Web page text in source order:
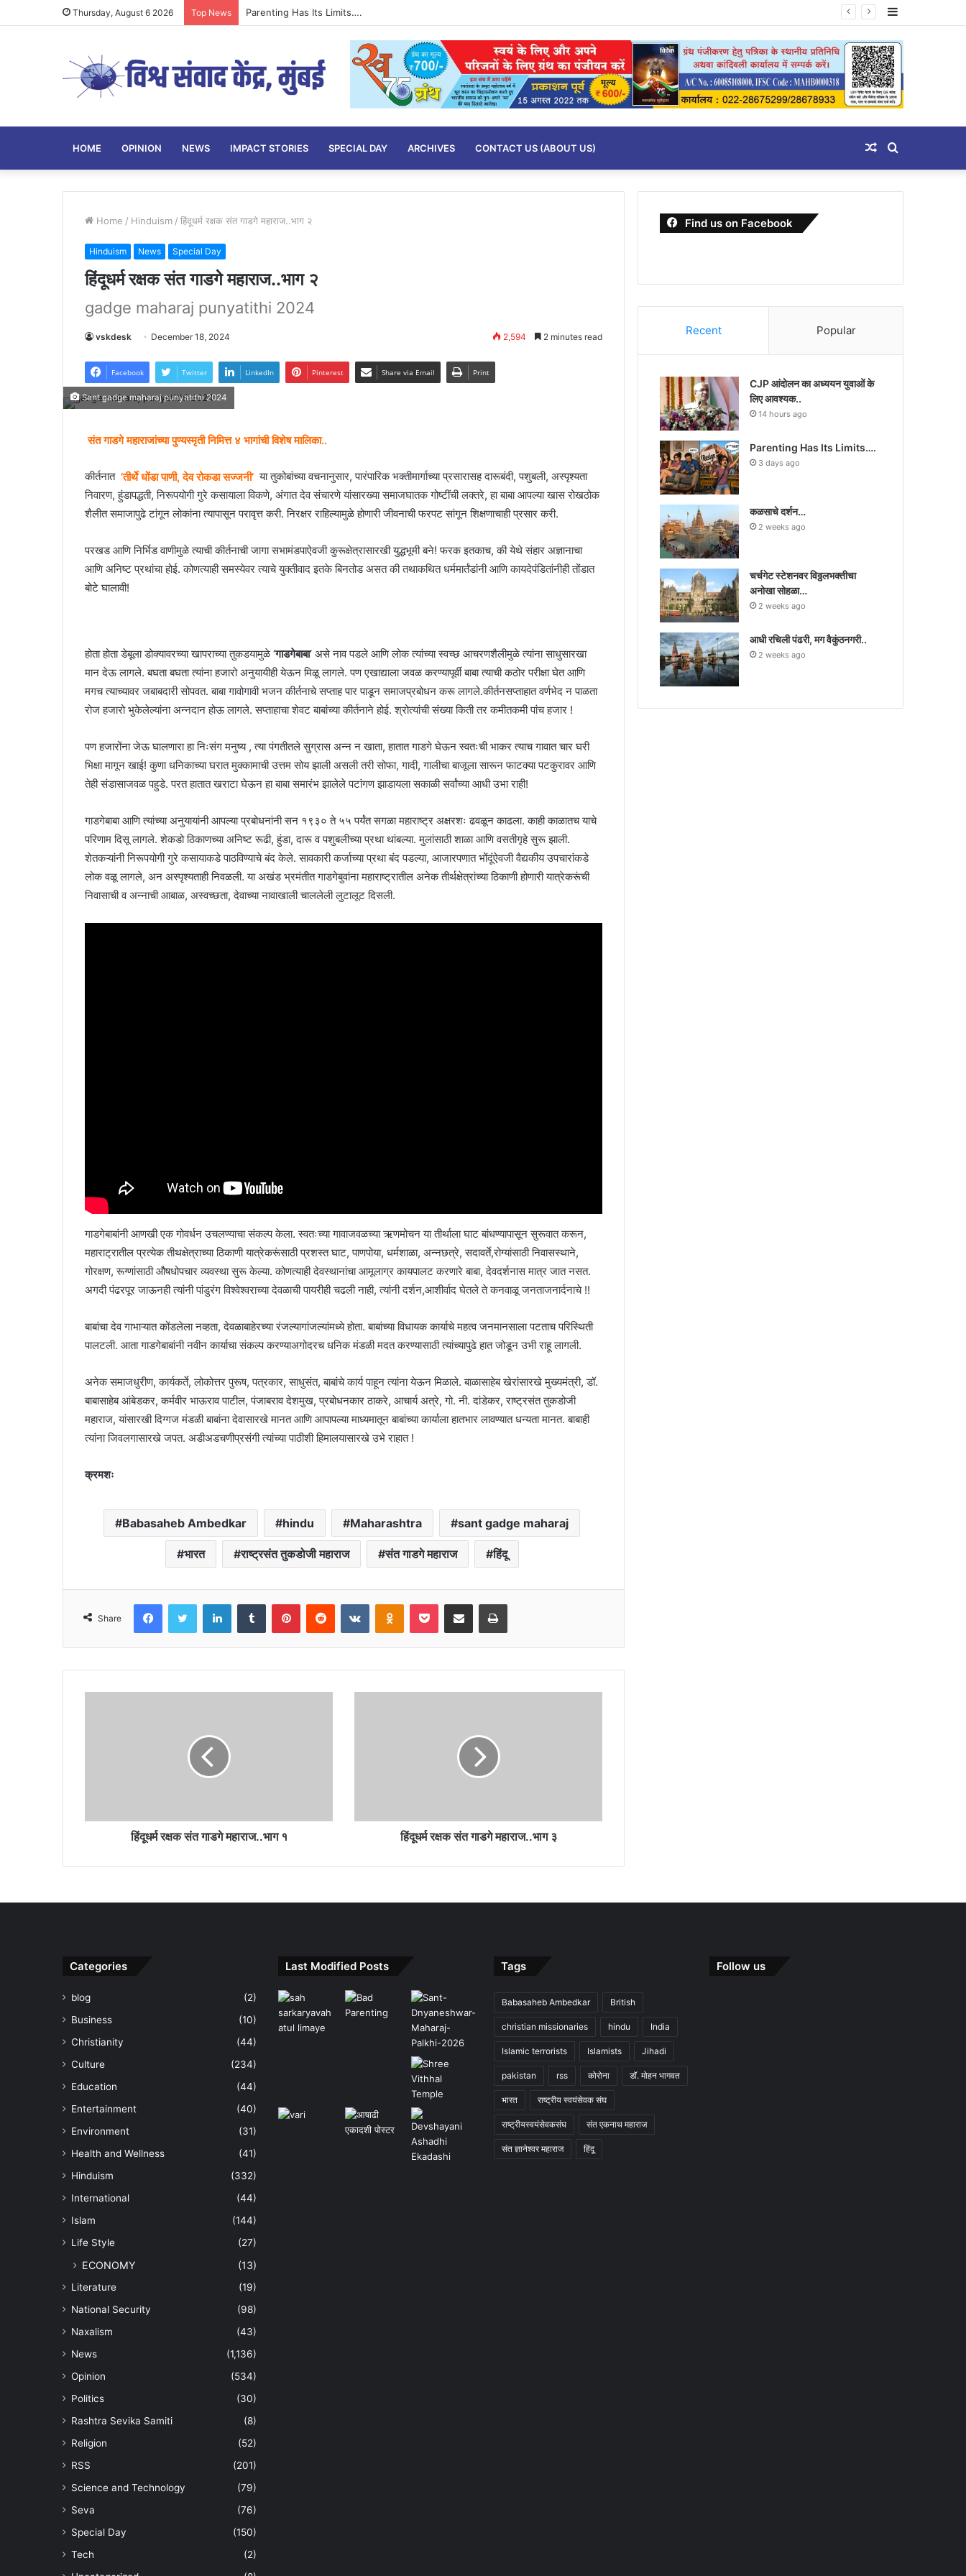
Thursday, August 6 2026 Top News Parenting Has Its Limits…. Sidebar
HOME OPINION NEWS IMPACT STORIES SPECIAL DAY ARCHIVES CONTACT US (ABOUT US) Search
for
Random
Article
Home / Hinduism / हिंदूधर्म रक्षक संत गाडगे महाराज..भाग २
Hinduism News Special Day
हिंदूधर्म रक्षक संत गाडगे महाराज..भाग २
gadge maharaj punyatithi 2024
vskdesk December 18, 2024 2,594 2 minutes read
Facebook Twitter LinkedIn Pinterest Share via Email Print
Sant gadge maharaj punyatithi 2024
संत गाडगे महाराजांच्या पुण्यस्मृती निमित्त ४ भागांची विशेष मालिका..
कीर्तनात ‘तीर्थे धोंडा पाणी, देव रोकडा सज्जनी’ या तुकोबांच्या वचनानुसार, पारंपारिक भक्तीमार्गाच्या प्रसारासह दारूबंदी, पशुबली, अस्पृश्यता
निवारण, हुंडापद्धती, निरूपयोगी गुरे कसायाला विकणे, अंगात देव संचारणे यांसारख्या समाजघातक गोष्टींची लक्तरे, हा बाबा आपल्या खास रोखठोक
शैलीत समाजापुढे टांगून लोकांना त्यापासून परावृत्त करी. निरक्षर राहिल्यामुळे होणारी जीवनाची फरपट सांगून शिक्षणाचाही प्रसार करी.
परखड आणि निर्भिड वाणीमुळे त्याची कीर्तनाची जागा सभामंडपाऐवजी कुरूक्षेत्रासारखी युद्धभूमी बने! फरक इतकाच, की येथे संहार अज्ञानाचा
आणि अनिष्ट प्रथांचा होई. कोणत्याही समस्येवर त्याचे युक्तीवाद इतके बिनतोड असत की तथाकथित धर्ममार्तंडांनी आणि कायदेपंडितांनीही तोंडात
बोटे घालावी!
होता होता डेबूला डोक्यावरच्या खापराच्या तुकडयामुळे ‘गाडगेबाबा‘ असे नाव पडले आणि लोक त्यांच्या स्वच्छ आचरणशैलीमुळे त्यांना साधुसारखा
मान देऊ लागले. बघता बघता त्यांना हजारो अनुयायीही येऊन मिळू लागले. पण एखाद्याला जवळ करण्यापूर्वी बाबा त्याची कठोर परीक्षा घेत आणि
मगच त्याच्यावर जबाबदारी सोपवत. बाबा गावोगावी भजन कीर्तनाचे सप्ताह पार पाडून समाजप्रबोधन करू लागले.कीर्तनसप्ताहात वर्णभेद न पाळता
रोज हजारो भुकेलेल्यांना अन्नदान होऊ लागले. सप्ताहाचा शेवट बाबांच्या कीर्तनाने होई. श्रोत्यांची संख्या किती तर कमीतकमी पांच हजार !
पण हजारोंना जेऊ घालणारा हा निःसंग मनुष्य , त्या पंगतीतले सुग्रास अन्न न खाता, हातात गाडगे घेऊन स्वतःची भाकर त्याच गावात चार घरी
भिक्षा मागून खाई! कुणा धनिकाच्या घरात मुक्कामाची उत्तम सोय झाली असली तरी सोफा, गादी, गालीचा बाजूला सारून फाटक्या पटकुरावर आणि
तेही संडासाजवळ पहुडे. परत हातात खराटा घेऊन हा बाबा समारंभ झालेले पटांगण झाडायला सकाळी सर्वांच्या आधी उभा राही!
गाडगेबाबा आणि त्यांच्या अनुयायांनी आपल्या प्रबोधनांनी सन १९३० ते ५५ पर्यंत सगळा महाराष्ट्र अक्षरशः ढवळून काढला. काही काळातच याचे
परिणाम दिसू लागले. शेकडो ठिकाणच्या अनिष्ट रूढी, हुंडा, दारू व पशुबलीच्या प्रथा थांबल्या. मुलांसाठी शाळा आणि वसतीगृहे सुरू झाली.
शेतकऱ्यांनी निरूपयोगी गुरे कसायाकडे पाठविण्याचे बंद केले. सावकारी कर्जाच्या प्रथा बंद पडल्या, आजारपणात भोंदूंऐवजी वैद्यकीय उपचारांकडे
लोक वळू लागले, अन अस्पृश्यताही निवळली. या अखंड भ्रमंतीत गाडगेबुवांना महाराष्ट्रातील अनेक तीर्थक्षेत्रांच्या ठिकाणी होणारी यात्रेकरूंची
निवासाची व अन्नाची आबाळ, अस्वच्छता, देवाच्या नावाखाली चाललेली लुटालूट दिसली.
गाडगेबाबांनी आणखी एक गोवर्धन उचलण्याचा संकल्प केला. स्वतःच्या गावाजवळच्या ऋणमोचन या तीर्थाला घाट बांधण्यापासून सुरूवात करून,
महाराट्रातील प्रत्येक तीथक्षेत्राच्या ठिकाणी यात्रेकरूंसाठी प्रशस्त घाट, पाणपोया, धर्मशाळा, अन्नछत्रे, सदावर्ते,रोग्यांसाठी निवासस्थाने,
गोरक्षण, रूग्णांसाठी औषधोपचार व्यवस्था सुरू केल्या. कोणत्याही देवस्थानांचा आमूलाग्र कायपालट करणारे बाबा, देवदर्शनास मात्र जात नसत.
अगदी पंढरपूर जाऊनही त्यांनी पांडुरंग विश्वेश्वराच्या देवळाची पायरीही चढली नाही, त्यांनी दर्शन,आशीर्वाद घेतले ते कनवाळू जनताजनार्दनाचे !!
बाबांचा देव गाभाऱ्यात कोंडलेला नव्हता, देवळाबाहेरच्या रंजल्यागांजल्यांमध्ये होता. बाबांच्या विधायक कार्याचे महत्व जनमानसाला पटताच परिस्थिती
पालटली. आता गाडगेबाबांनी नवीन कार्याचा संकल्प करण्याअगोदरच धनिक मंडळी मदत करण्यासाठी त्यांच्यापुढे हात जोडून उभी राहू लागली.
अनेक समाजधुरीण, कार्यकर्ते, लोकोत्तर पुरूष, पत्रकार, साधुसंत, बाबांचे कार्य पाहून त्यांना येऊन मिळाले. बाळासाहेब खेरांसारखे मुख्यमंत्री, डॉ.
बाबासाहेब आंबेडकर, कर्मवीर भाऊराव पाटील, पंजाबराव देशमुख, प्रबोधनकार ठाकरे, आचार्य अत्रे, गो. नी. दांडेकर, राष्ट्रसंत तुकडोजी
महाराज, यांसारखी दिग्गज मंडळी बाबांना देवासारखे मानत आणि आपापल्या माध्यमातून बाबांच्या कार्याला हातभार लावण्यात धन्यता मानत. बाबाही
त्यांना जिवलगासारखे जपत. अडीअडचणीप्रसंगी त्यांच्या पाठीशी हिमालयासारखे उभे राहात !
क्रमशः
Babasaheb Ambedkar hindu Maharashtra sant gadge maharaj
भारत राष्ट्रसंत तुकडोजी महाराज संत गाडगे महाराज हिंदू
Share
FacebookTwitter LinkedInTumblr PinterestReddit VKontakteOdnoklassniki
Pocket Share via Email Print
हिंदूधर्म रक्षक संत गाडगे महाराज..भाग १ हिंदूधर्म रक्षक संत गाडगे महाराज..भाग ३
Find us on Facebook
Recent Popular
CJP आंदोलन का अध्ययन युवाओं के
लिए आवश्यक..
14 hours ago
Parenting Has Its Limits….
3 days ago
कळसाचे दर्शन…
2 weeks ago
चर्चगेट स्टेशनवर विठ्ठलभक्तीचा
अनोखा सोहळा…
2 weeks ago
आधी रचिली पंढरी, मग वैकुंठनगरी..
2 weeks ago
Categories
blog
(2)
Business
(10)
Christianity
(44)
Culture
(234)
Education
(44)
Entertainment
(40)
Environment
(31)
Health and Wellness
(41)
Hinduism
(332)
International
(44)
Islam
(144)
Life Style
(27)
ECONOMY (13)
Literature
(19)
National Security
(98)
Naxalism
(43)
News
(1,136)
Opinion
(534)
Politics
(30)
Rashtra Sevika Samiti
(8)
Religion
(52)
RSS
(201)
Science and Technology
(79)
Seva
(76)
Special Day
(150)
Tech
(2)
Last Modified Posts Tags
Babasaheb Ambedkar British
christian missionaries hindu India
Islamic terrorists Islamists Jihadi
pakistan rss कोरोना डॉ. मोहन भागवत
भारत राष्ट्रीय स्वयंसेवक संघ
राष्ट्रीयस्वयंसेवकसंघ संत एकनाथ महाराज
संत ज्ञानेश्वर महाराज हिंदू
Follow us